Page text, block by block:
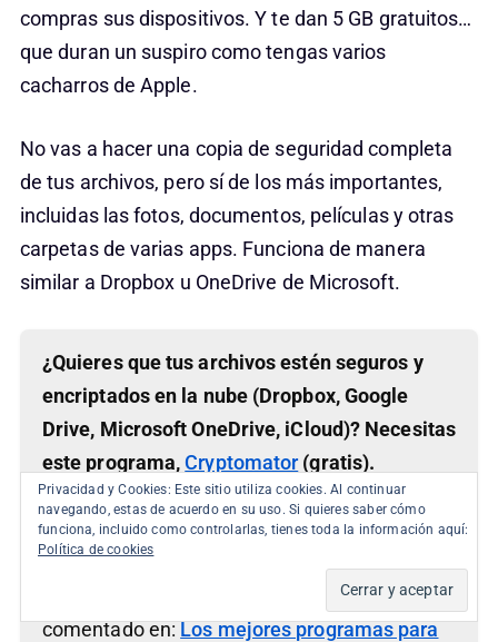
compras sus dispositivos. Y te dan 5 GB gratuitos…
que duran un suspiro como tengas varios
cacharros de Apple.
No vas a hacer una copia de seguridad completa
de tus archivos, pero sí de los más importantes,
incluidas las fotos, documentos, películas y otras
carpetas de varias apps. Funciona de manera
similar a Dropbox u OneDrive de Microsoft.
¿Quieres que tus archivos estén seguros y
encriptados en la nube (Dropbox, Google
Drive, Microsoft OneDrive, iCloud)? Necesitas
este programa,Cryptomator(gratis).
Funciona realmente bien. Creas una carpeta
encriptada en cualquiera de estos servicios.
Cada archivo se encripta de manera
individual. De cualquier manera, también lo he
comentado en:Los mejores programas para
Privacidad y Cookies: Este sitio utiliza cookies. Al continuar
navegando, estas de acuerdo en su uso. Si quieres saber cómo
funciona, incluido como controlarlas, tienes toda la información aquí:
Política de cookies